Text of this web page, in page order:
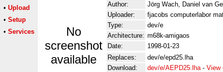
• Upload
• Setup
• Services
No
screenshot
available
Author:
Jörg Wach, Daniel van
Uploader:
fjacobs computerlabor
Type:
dev/e
Architecture: m68k-amigaos
Date:
1998-01-23
Replaces:
dev/e/epd25.lha
Download:
dev/e/AEPD25.lha- View